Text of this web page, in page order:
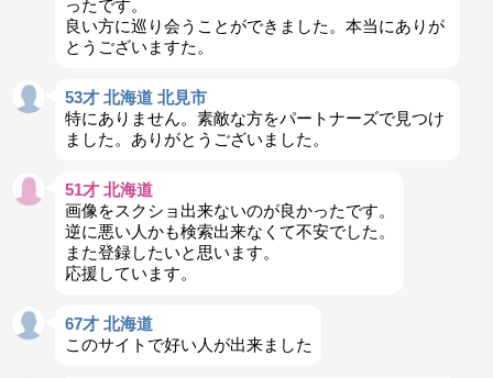
ったです。
良い方に巡り会うことができました。本当にありが
とうございますた。
53才 北海道 北見市
特にありません。素敵な方をパートナーズで見つけ
ました。ありがとうございました。
51才 北海道
画像をスクショ出来ないのが良かったです。
逆に悪い人かも検索出来なくて不安でした。
また登録したいと思います。
応援しています。
67才 北海道
このサイトで好い人が出来ました